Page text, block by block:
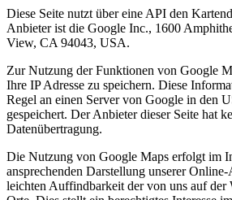
Diese Seite nutzt über eine API den
Anbieter ist die Google Inc., 1600
View, CA 94043, USA.
Zur Nutzung der Funktionen von Google
Ihre IP Adresse zu speichern. Diese
Regel an einen Server von Google in den
gespeichert. Der Anbieter dieser Seite hat
Datenübertragung.
Die Nutzung von Google Maps erfolgt im
ansprechenden Darstellung unserer
leichten Auffindbarkeit der von uns auf der